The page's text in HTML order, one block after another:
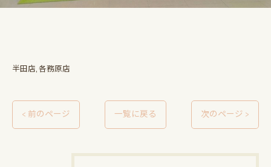
半田店 各務原店
< 前のページ 一覧に戻る 次のページ >